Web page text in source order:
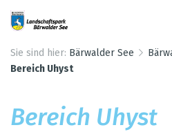
Sie sind hier: Bärwalder See
Bereich Uhyst
Bereich Uhyst